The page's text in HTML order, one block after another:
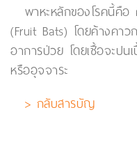
พาหะหลักของโรคนี้คื
(Fruit Bats) โดยค้างคาว
อาการป่วย โดยเชื้อจะป
หรืออุจจาระ
> กลับสารบัญ